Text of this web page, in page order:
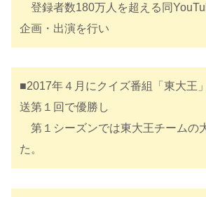
登録者数180万人を超える同
企画・出演を行い
■2017年４月にクイズ番組「東大王
送第１回で優勝し
第１シーズンでは東大王チームの
た。